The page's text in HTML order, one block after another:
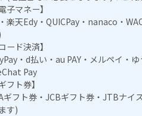
電子マネー】
楽天Edy・QUICPay・nanaco・
コード決済】
・d払い・au PAY・メルペイ・
Pay
フト券】
ギフト券・JCBギフト券・JTBナイ
す)